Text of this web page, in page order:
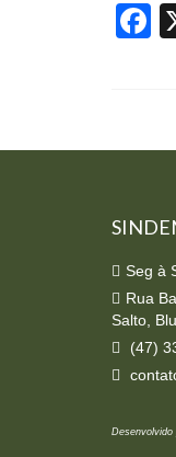
Seg à
Rua
Salto,
(47)